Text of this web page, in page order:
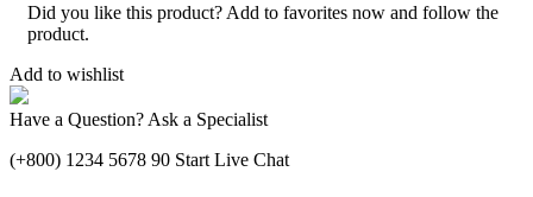
Did you like this product? Add to favorites now and follow the
product.
Add to wishlist
Have a Question? Ask a Specialist
(+800) 1234 5678 90 Start Live Chat